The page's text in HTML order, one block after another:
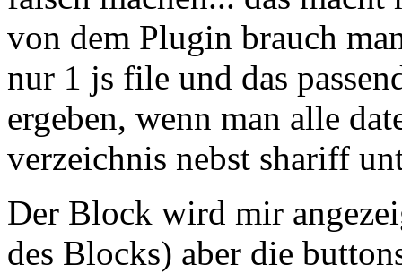
von dem Plugin brauch
nur 1 js file und das
ergeben, wenn man alle
verzeichnis nebst shariff
Der Block wird mir
des Blocks) aber die